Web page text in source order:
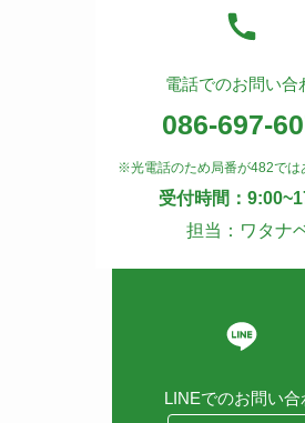
電話でのお問い合
086-697-
※光電話のため局番が482では
受付時間：
担当：ワタナ
LINEでのお問い合